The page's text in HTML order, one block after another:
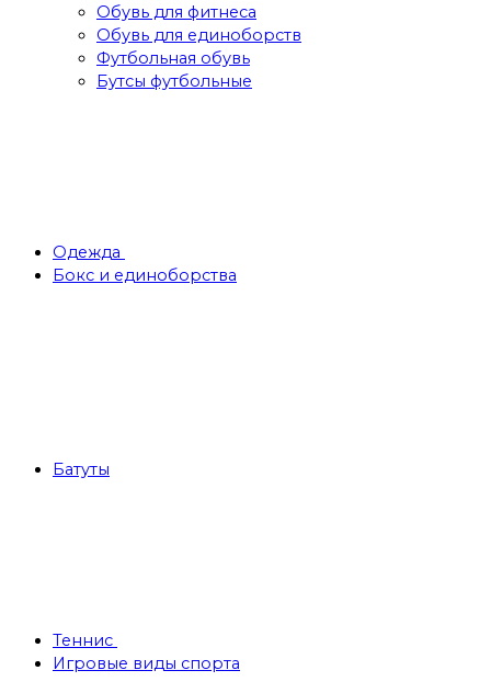
Обувь для фитнеса
Обувь для единоборств
Футбольная обувь
Бутсы футбольные
Одежда
Бокс и единоборства
Батуты
Теннис
Игровые виды спорта